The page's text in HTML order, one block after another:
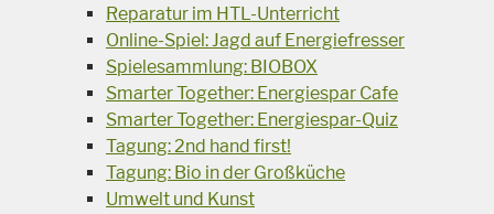
Reparatur im HTL-Unterricht
Online-Spiel: Jagd auf Energiefresser
Spielesammlung: BIOBOX
Smarter Together: Energiespar Cafe
Smarter Together: Energiespar-Quiz
Tagung: 2nd hand first!
Tagung: Bio in der Großküche
Umwelt und Kunst